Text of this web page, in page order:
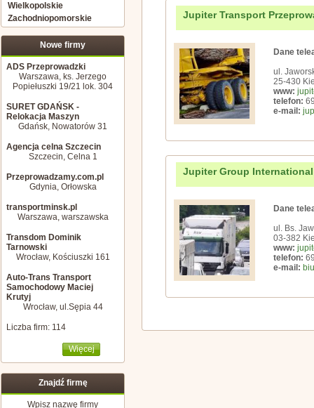
Wielkopolskie
Zachodniopomorskie
Nowe firmy
ADS Przeprowadzki
Warszawa, ks. Jerzego
Popiełuszki 19/21 lok. 304
SURET GDAŃSK -
Relokacja Maszyn
Gdańsk, Nowatorów 31
Agencja celna Szczecin
Szczecin, Celna 1
Przeprowadzamy.com.pl
Gdynia, Orłowska
transportminsk.pl
Warszawa, warszawska
Transdom Dominik
Tarnowski
Wrocław, Kościuszki 161
Auto-Trans Transport
Samochodowy Maciej
Krutyj
Wrocław, ul.Sępia 44
Liczba firm: 114
Więcej
Znajdź firmę
Wpisz nazwę firmy
Jupiter Transport
Dane
ul.
25-430
www:
telefon:
e-mail:
Jupiter Group International
Dane
ul. Bs.
03-382
www:
telefon:
e-mail: